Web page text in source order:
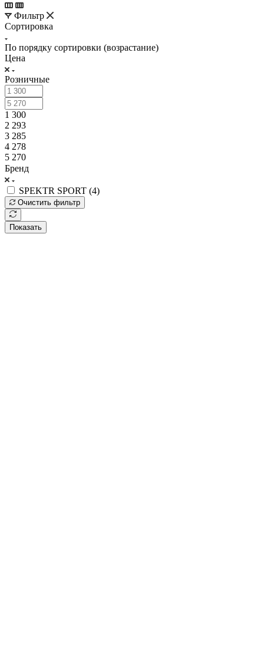
Фильтр
Сортировка
По порядку сортировки (возрастание)
Цена
Розничные
1 300
2 293
3 285
4 278
5 270
Бренд
SPEKTR SPORT (4)
Очистить фильтр
Показать